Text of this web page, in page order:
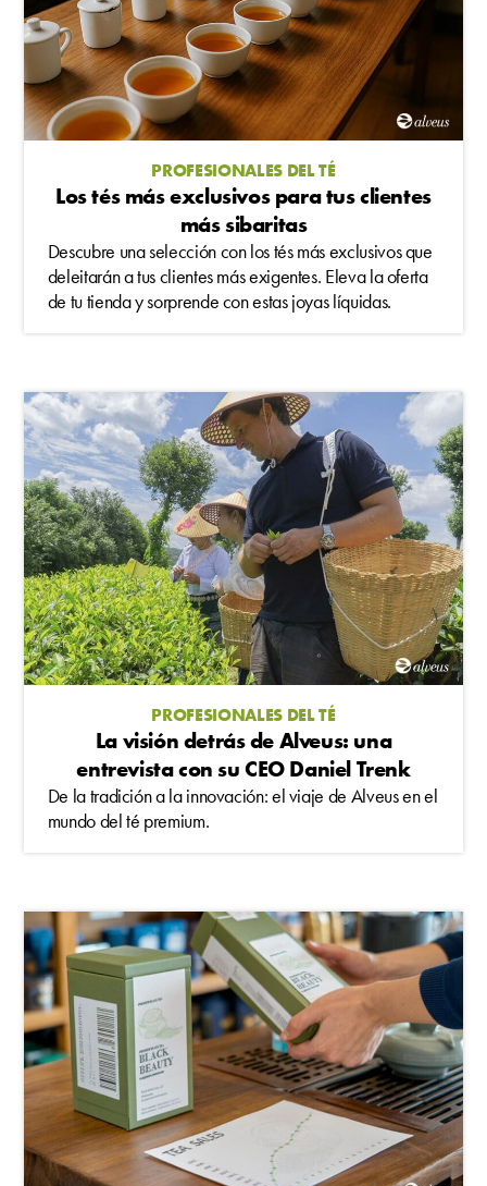
PROFESIONALES DEL TÉ
Los tés más exclusivos para tus clientes
más sibaritas
Descubre una selección con los tés más exclusivos que
deleitarán a tus clientes más exigentes. Eleva la oferta
de tu tienda y sorprende con estas joyas líquidas.
PROFESIONALES DEL TÉ
La visión detrás de Alveus: una
entrevista con su CEO Daniel Trenk
De la tradición a la innovación: el viaje de Alveus en el
mundo del té premium.